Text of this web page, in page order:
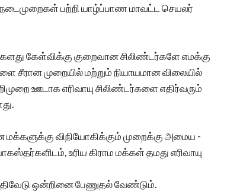
பற்றி யாழ்ப்பாண மாவட்ட செயலர்
கேள்விக்கு குறைவான சிலிண்டர்களே எமக்கு
சீரான முறையில் மற்றும் நியாயமான விலையில்
ஊடாக எரிவாயு சிலிண்டர்களை எதிர்வரும்
விநியோகிக்கும் முறைக்கு அமைய -
உரிய கிராம மக்கள் தமது எரிவாயு
ஒன்றினை பேணுதல் வேண்டும்.